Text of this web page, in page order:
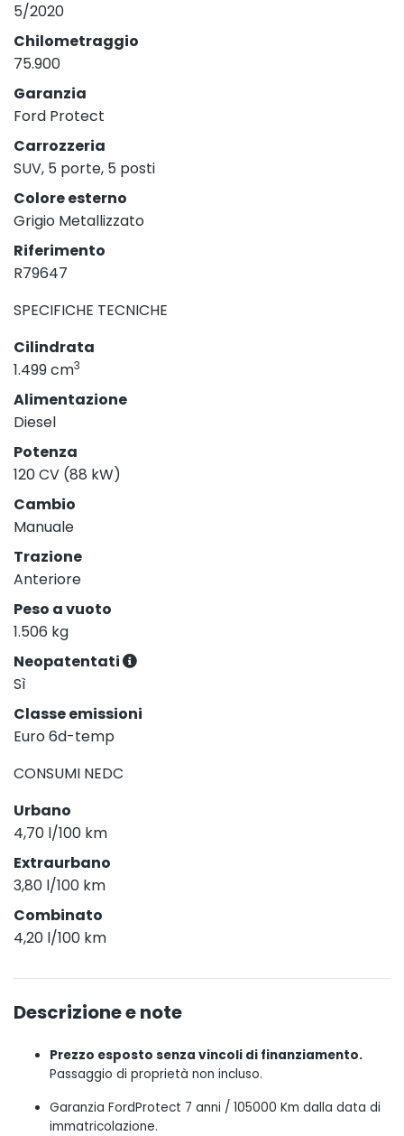
5/2020
Chilometraggio
75.900
Garanzia
Ford Protect
Carrozzeria
SUV, 5 porte, 5 posti
Colore esterno
Grigio Metallizzato
Riferimento
R79647
SPECIFICHE TECNICHE
Cilindrata
1.499 cm3
Alimentazione
Diesel
Potenza
120 CV (88 kW)
Cambio
Manuale
Trazione
Anteriore
Peso a vuoto
1.506 kg
Neopatentati
Sì
Classe emissioni
Euro 6d-temp
CONSUMI NEDC
Urbano
4,70 l/100 km
Extraurbano
3,80 l/100 km
Combinato
4,20 l/100 km
Descrizione e note
Prezzo esposto senza vincoli di finanziamento.
Passaggio di proprietà non incluso.
Garanzia FordProtect 7 anni / 105000 Km dalla data di
immatricolazione.